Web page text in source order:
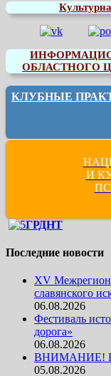
ОБЛАСТНОГО
КЛУБНЫЕ
И
ГРДНТ
Последние новости
XV
славянского
06.08.2026
Фестиваль
дорога»
06.08.2026
ВНИМАНИЕ!
05.08.2026